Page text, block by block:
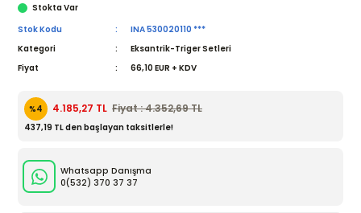
Stokta Var
Stok Kodu
INA 530020110 ***
Kategori
Eksantrik-Triger Setleri
Fiyat
66,10 EUR + KDV
%4 4.185,27 TL Fiyat : 4.352,69 TL
437,19 TL den başlayan taksitlerle!
Whatsapp Danışma
0(532) 370 37 37